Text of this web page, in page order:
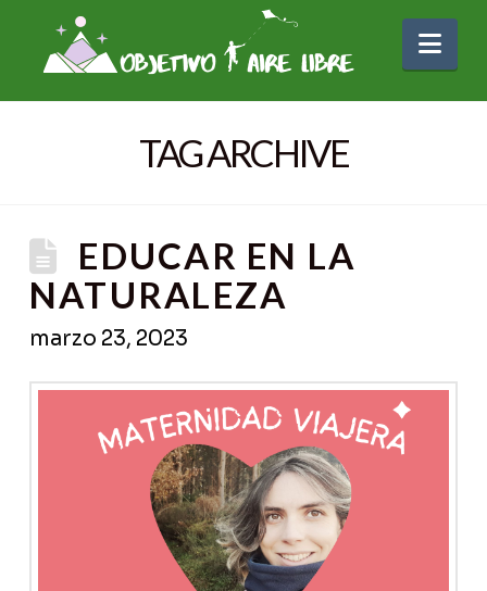
TAG ARCHIVE
EDUCAR EN LA
NATURALEZA
marzo 23, 2023